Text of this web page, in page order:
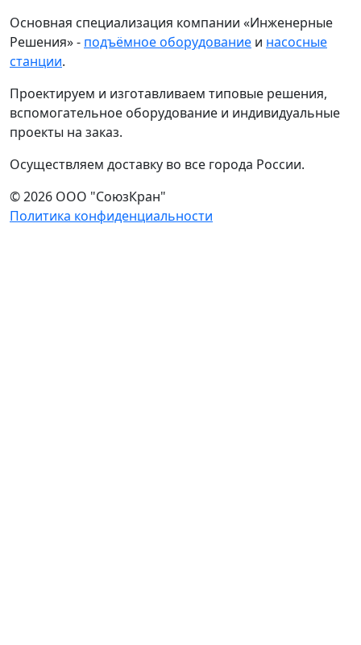
Основная специализация компании «Инженерные
Решения» - подъёмное оборудование и насосные
станции.
Проектируем и изготавливаем типовые решения,
вспомогательное оборудование и индивидуальные
проекты на заказ.
Осуществляем доставку во все города России.
© 2026 ООО "СоюзКран"
Политика конфиденциальности